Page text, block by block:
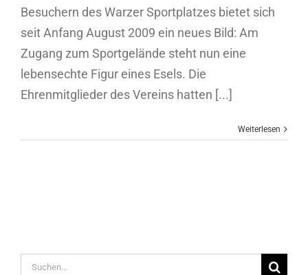
Besuchern des Warzer Sportplatzes bietet sich
seit Anfang August 2009 ein neues Bild: Am
Zugang zum Sportgelände steht nun eine
lebensechte Figur eines Esels. Die
Ehrenmitglieder des Vereins hatten [...]
Weiterlesen
Suche